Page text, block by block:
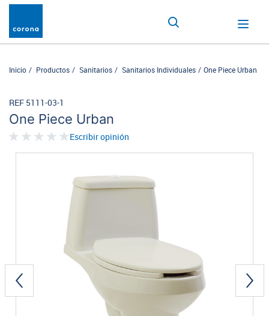
Inicio Productos Sanitarios Sanitarios Individuales One Piece Urban
One Piece Urban
REF 5111-03-1
Escribir opinión